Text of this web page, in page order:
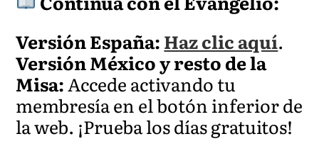
Versión España:Haz clic aquí.
VersiónMéxico y resto de la
Misa:Accede activando tu
membresía en el botón inferior de
la web. ¡Prueba los días gratuitos!